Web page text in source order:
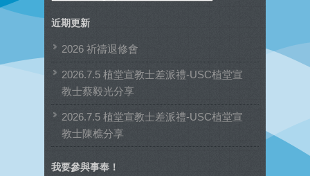
分
類
近期更新
2026 祈禱退修會
2026.7.5 植堂宣教士差派禮-USC植堂宣
教士蔡毅光分享
2026.7.5 植堂宣教士差派禮-USC植堂宣
教士陳樵分享
我要參與事奉！